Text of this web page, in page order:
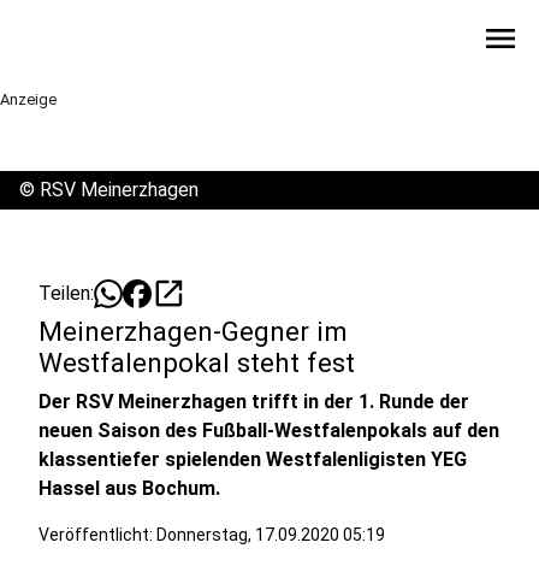
menu
Anzeige
© RSV Meinerzhagen
Teilen: open_in_new
Meinerzhagen-Gegner im
Westfalenpokal steht fest
Der RSV Meinerzhagen trifft in der 1. Runde der
neuen Saison des Fußball-Westfalenpokals auf den
klassentiefer spielenden Westfalenligisten YEG
Hassel aus Bochum.
Veröffentlicht: Donnerstag, 17.09.2020 05:19